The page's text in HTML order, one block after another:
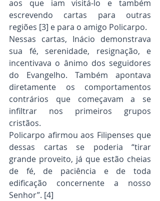
aos que iam visitá-lo e também
escrevendo cartas para outras
regiões [3] e para o amigo Policarpo.
Nessas cartas, Inácio demonstrava
sua fé, serenidade, resignação, e
incentivava o ânimo dos seguidores
do Evangelho. Também apontava
diretamente os comportamentos
contrários que começavam a se
infiltrar nos primeiros grupos
cristãos.
Policarpo afirmou aos Filipenses que
dessas cartas se poderia “tirar
grande proveito, já que estão cheias
de fé, de paciência e de toda
edificação concernente a nosso
Senhor”. [4]